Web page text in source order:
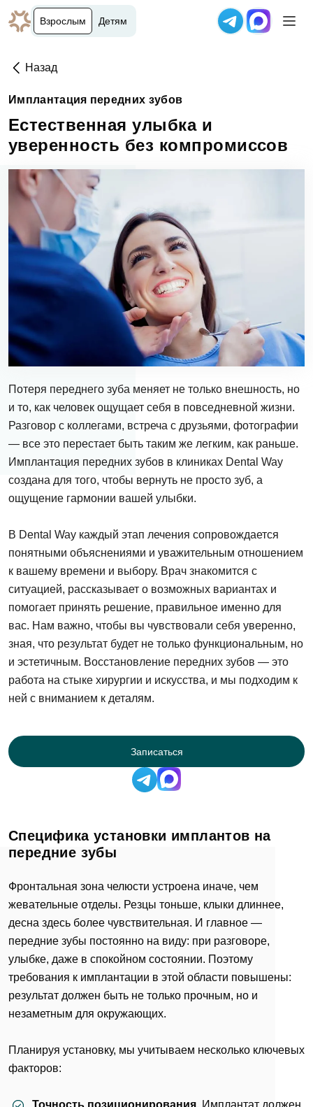
Взрослым Детям
Назад
Естественная улыбка и
уверенность без компромиссов
Имплантация передних зубов
Потеря переднего зуба меняет не только внешность, но
и то, как человек ощущает себя в повседневной жизни.
Разговор с коллегами, встреча с друзьями, фотографии
— все это перестает быть таким же легким, как раньше.
Имплантация передних зубов в клиниках Dental Way
создана для того, чтобы вернуть не просто зуб, а
ощущение гармонии вашей улыбки.
В Dental Way каждый этап лечения сопровождается
понятными объяснениями и уважительным отношением
к вашему времени и выбору. Врач знакомится с
ситуацией, рассказывает о возможных вариантах и
помогает принять решение, правильное именно для
вас. Нам важно, чтобы вы чувствовали себя уверенно,
зная, что результат будет не только функциональным, но
и эстетичным. Восстановление передних зубов — это
работа на стыке хирургии и искусства, и мы подходим к
ней с вниманием к деталям.
Записаться
Специфика установки имплантов на
передние зубы
Фронтальная зона челюсти устроена иначе, чем
жевательные отделы. Резцы тоньше, клыки длиннее,
десна здесь более чувствительная. И главное —
передние зубы постоянно на виду: при разговоре,
улыбке, даже в спокойном состоянии. Поэтому
требования к имплантации в этой области повышены:
результат должен быть не только прочным, но и
незаметным для окружающих.
Планируя установку, мы учитываем несколько ключевых
факторов: